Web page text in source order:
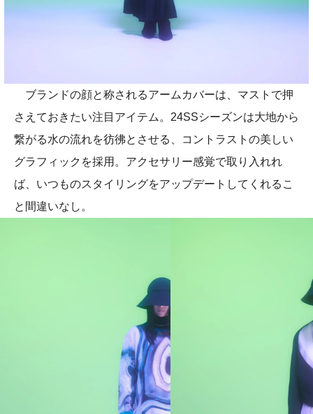
ブランドの顔と称されるアームカバーは、マストで押
さえておきたい注目アイテム。24SSシーズンは大地から
繋がる水の流れを彷彿とさせる、コントラストの美しい
グラフィックを採用。アクセサリー感覚で取り入れれ
ば、いつものスタイリングをアップデートしてくれるこ
と間違いなし。